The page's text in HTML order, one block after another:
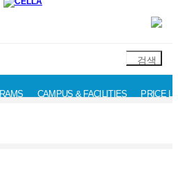
CAMPUS & FACILITIES PRICE